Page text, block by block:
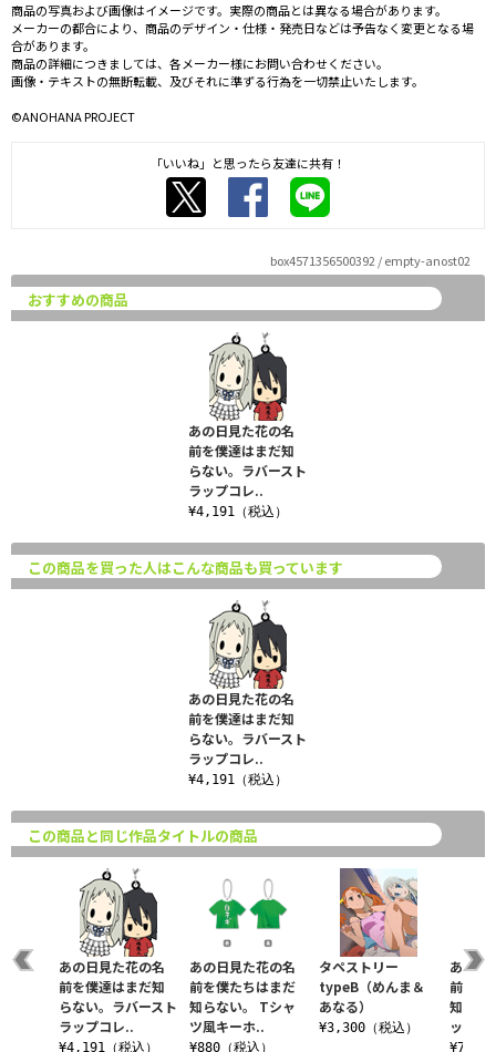
商品の写真および画像はイメージです。実際の商品とは異なる場合があります。
メーカーの都合により、商品のデザイン・仕様・発売日などは予告なく変更となる場
合があります。
商品の詳細につきましては、各メーカー様にお問い合わせください。
画像・テキストの無断転載、及びそれに準ずる行為を一切禁止いたします。
©ANOHANA PROJECT
「いいね」と思ったら友達に共有！
box4571356500392 / empty-anost02
おすすめの商品
あの日見た花の名
前を僕達はまだ知
らない。ラバースト
ラップコレ..
¥4,191（税込）
この商品を買った人はこんな商品も買っています
あの日見た花の名
前を僕達はまだ知
らない。ラバースト
ラップコレ..
¥4,191（税込）
この商品と同じ作品タイトルの商品
あの日見た花の名
前を僕たちはまだ
知らない。 Tシャ
ツ風キーホ..
¥880（税込）
タペストリー
typeB（めんま＆
あなる）
¥3,300（税込）
あの日
前を僕
知らな
ットス
¥770
の名
あの日見た花の名
前を僕達はまだ知
らない。ラバースト
ラップコレ..
¥4,191（税込）